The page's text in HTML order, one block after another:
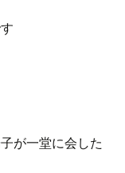
が一堂に会した